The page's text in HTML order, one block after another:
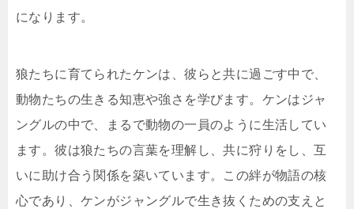
になります。
狼たちに育てられたケンは、彼らと共に過ごす中で、
動物たちの生きる知恵や強さを学びます。ケンはジャ
ングルの中で、まるで動物の一員のように生活してい
ます。彼は狼たちの言葉を理解し、共に狩りをし、互
いに助け合う関係を築いています。この絆が物語の核
心であり、ケンがジャングルで生き抜くための支えと